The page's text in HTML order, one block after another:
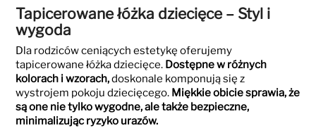
Tapicerowane łóżka dziecięce – Styl i
wygoda
Dla rodziców ceniących estetykę oferujemy
tapicerowane łóżka dziecięce. Dostępne w różnych
kolorach i wzorach,doskonale komponują się z
wystrojem pokoju dziecięcego. Miękkie obicie sprawia, że
są one nie tylko wygodne, ale także bezpieczne,
minimalizując ryzyko urazów.